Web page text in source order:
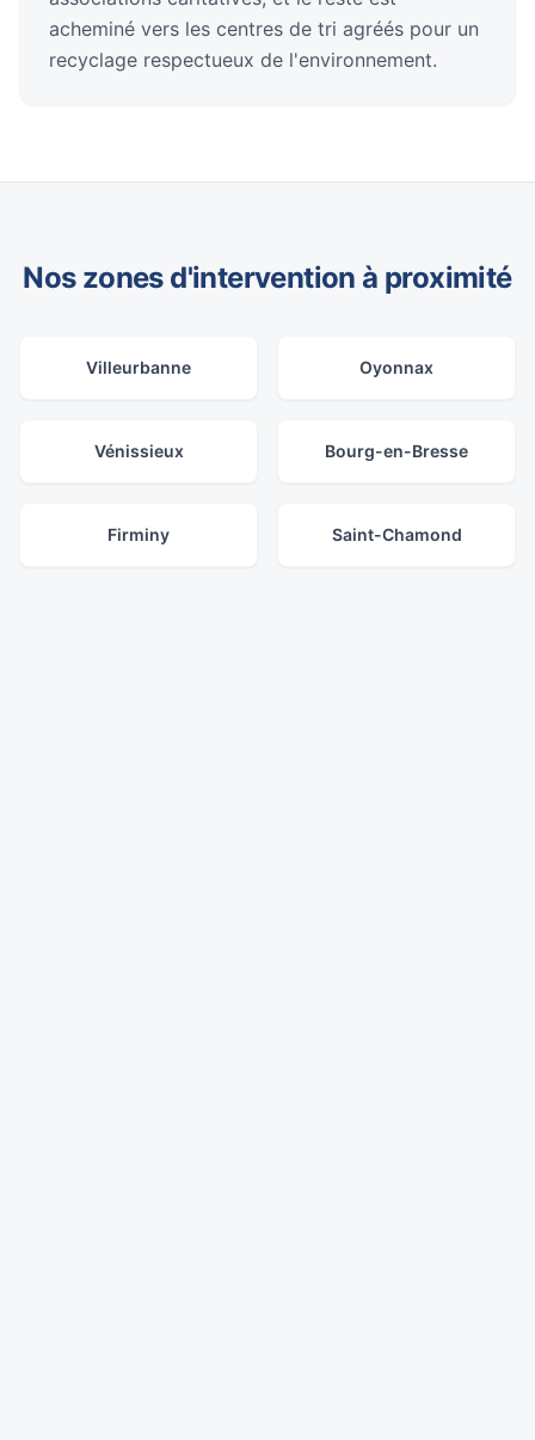
acheminé vers les centres de tri agréés pour un
recyclage respectueux de l'environnement.
Nos zones d'intervention à proximité
Villeurbanne Oyonnax
Vénissieux Bourg-en-Bresse
Firminy Saint-Chamond